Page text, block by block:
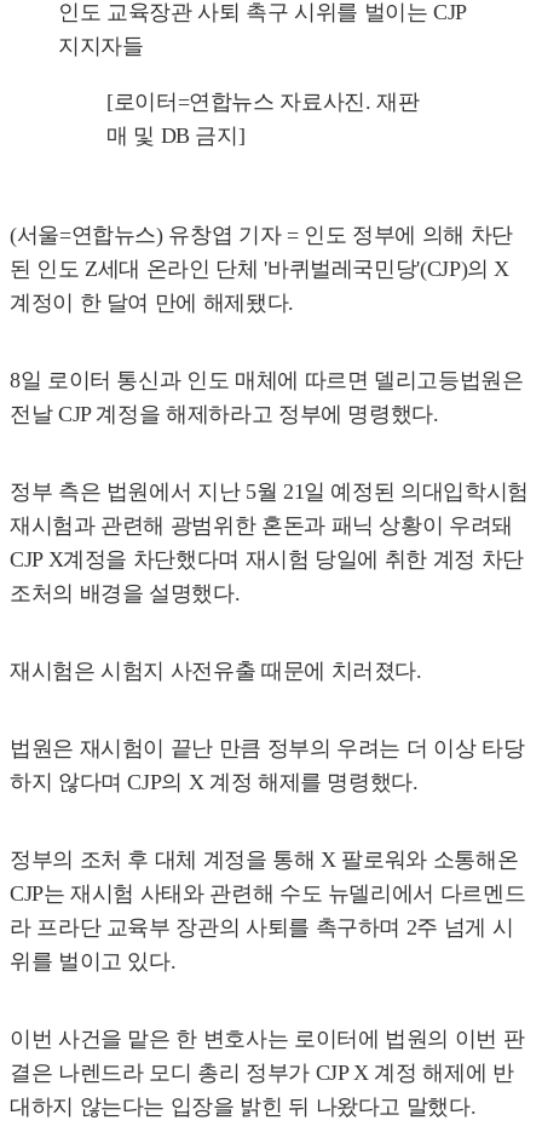
인도 교육장관 사퇴 촉구 시위를 벌이는 CJP
지지자들
[로이터=연합뉴스 자료사진. 재판
매 및 DB 금지]
(서울=연합뉴스) 유창엽 기자 = 인도 정부에 의해 차단
된 인도 Z세대 온라인 단체 '바퀴벌레국민당'(CJP)의 X
계정이 한 달여 만에 해제됐다.
8일 로이터 통신과 인도 매체에 따르면 델리고등법원은
전날 CJP 계정을 해제하라고 정부에 명령했다.
정부 측은 법원에서 지난 5월 21일 예정된 의대입학시험
재시험과 관련해 광범위한 혼돈과 패닉 상황이 우려돼
CJP X계정을 차단했다며 재시험 당일에 취한 계정 차단
조처의 배경을 설명했다.
재시험은 시험지 사전유출 때문에 치러졌다.
법원은 재시험이 끝난 만큼 정부의 우려는 더 이상 타당
하지 않다며 CJP의 X 계정 해제를 명령했다.
정부의 조처 후 대체 계정을 통해 X 팔로워와 소통해온
CJP는 재시험 사태와 관련해 수도 뉴델리에서 다르멘드
라 프라단 교육부 장관의 사퇴를 촉구하며 2주 넘게 시
위를 벌이고 있다.
이번 사건을 맡은 한 변호사는 로이터에 법원의 이번 판
결은 나렌드라 모디 총리 정부가 CJP X 계정 해제에 반
대하지 않는다는 입장을 밝힌 뒤 나왔다고 말했다.